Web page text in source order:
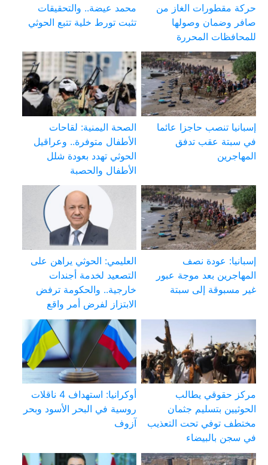
حركة مقطورات الغاز من
صافر وضمان وصولها
للمحافظات المحررة
محمد عيضة.. والتحقيقات
تثبت تورط خلية تتبع الحوثي
إسبانيا تنصب حاجزا عائما
في سبتة عقب تدفق
المهاجرين
الصحة اليمنية: لقاحات
الأطفال متوفرة.. وعراقيل
الحوثي تهدد بعودة شلل
الأطفال والحصبة
إسبانيا: عودة نصف
المهاجرين بعد موجة عبور
غير مسبوقة إلى سبتة
العليمي: الحوثي يراهن على
التصعيد لخدمة أجندات
خارجية.. والحكومة ترفض
الابتزاز لفرض أمر واقع
مركز حقوقي يطالب
الحوثيين بتسليم جثمان
مختطف توفي تحت التعذيب
في سجن بالبيضاء
أوكرانيا: استهداف 4 ناقلات
روسية في البحر الأسود وبحر
آزوف